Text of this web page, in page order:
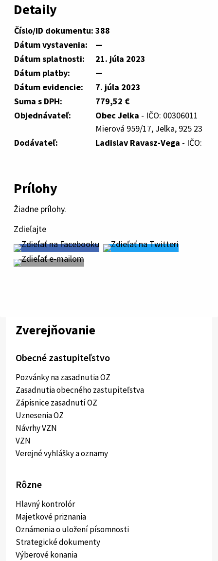
Detaily
Číslo/ID dokumentu: 388
Dátum vystavenia:
—
Dátum splatnosti:
21. júla 2023
Dátum platby:
—
Dátum evidencie:
7. júla 2023
Suma s DPH:
779,52 €
Objednávateľ:
Obec Jelka - IČO: 00306011
Mierová 959/17, Jelka, 925 23
Dodávateľ:
Ladislav Ravasz-Vega - IČO:
Prílohy
Žiadne prílohy.
Zdieľajte
Zverejňovanie
Obecné zastupiteľstvo
Pozvánky na zasadnutia OZ
Zasadnutia obecného zastupiteľstva
Zápisnice zasadnutí OZ
Uznesenia OZ
Návrhy VZN
VZN
Verejné vyhlášky a oznamy
Rôzne
Hlavný kontrolór
Majetkové priznania
Oznámenia o uložení písomnosti
Strategické dokumenty
Výberové konania